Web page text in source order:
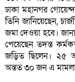
ঢাকা মহানগর
তিনি জানিয়েছেন,
জমা দেওয়া হবে।
পেয়েছেন তদন্ত
জড়িত ছিলেন। ২৫
অন্তত ৩০ জন এ